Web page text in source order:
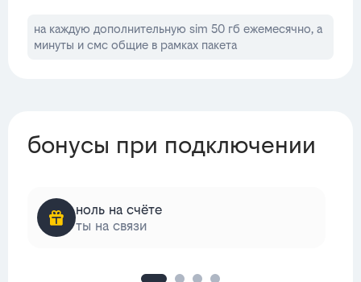
на каждую дополнительную sim 50 гб ежемесячно, а
минуты и смс общие в рамках пакета
бонусы при подключении
ноль на счёте
ты на связи